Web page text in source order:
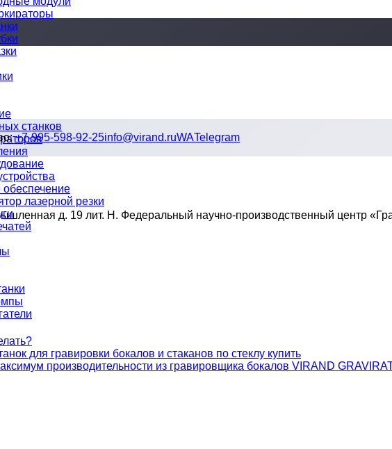
станков
лазерной резки
+7-995-598-92-25info@virand.ruWATelegram
д. 19 лит. Н. Федеральный научно-производственный центр
производительности из гравировщика бокалов VIRAND